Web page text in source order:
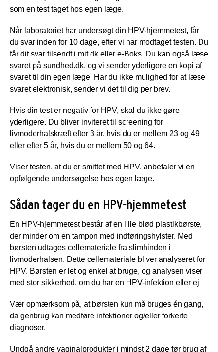
som en test taget hos egen læge.
Når laboratoriet har undersøgt din HPV-hjemmetest, får
du svar inden for 10 dage, efter vi har modtaget testen. Du
får dit svar tilsendt i mit.dk eller e-Boks. Du kan også læse
svaret på sundhed.dk, og vi sender yderligere en kopi af
svaret til din egen læge. Har du ikke mulighed for at læse
svaret elektronisk, sender vi det til dig per brev.
Hvis din test er negativ for HPV, skal du ikke gøre
yderligere. Du bliver inviteret til screening for
livmoderhalskræft efter 3 år, hvis du er mellem 23 og 49
eller efter 5 år, hvis du er mellem 50 og 64.
Viser testen, at du er smittet med HPV, anbefaler vi en
opfølgende undersøgelse hos egen læge.
Sådan tager du en HPV-hjemmetest
En HPV-hjemmetest består af en lille blød plastikbørste,
der minder om en tampon med indføringshylster. Med
børsten udtages cellemateriale fra slimhinden i
livmoderhalsen. Dette cellemateriale bliver analyseret for
HPV. Børsten er let og enkel at bruge, og analysen viser
med stor sikkerhed, om du har en HPV-infektion eller ej.
Vær opmærksom på, at børsten kun må bruges én gang,
da genbrug kan medføre infektioner og/eller forkerte
diagnoser.
Undgå andre vaginalprodukter i mindst 2 dage før brug af